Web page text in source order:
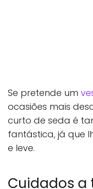
Se pretende um
ocasiões mais
curto de seda é
fantástica, já que
e leve.
Cuidados a